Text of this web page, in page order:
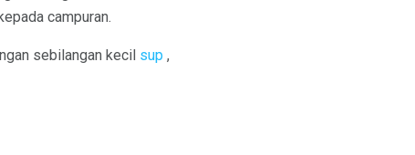
campuran.
sebilangan kecil sup ,